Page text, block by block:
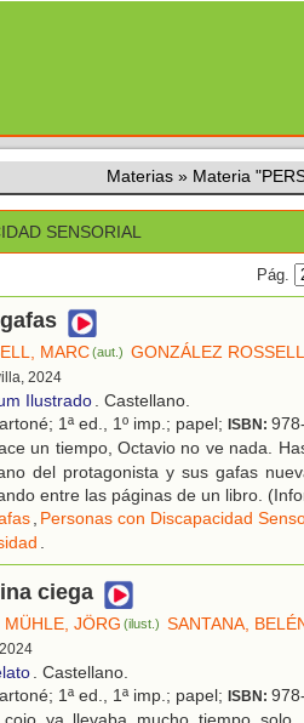
Materias » Materia
SENSORIAL
Pág.
MARC(aut.) GONZÁLEZ
2024
Ilustrado. Castellano.
1ª ed., 1º imp.; papel; ISBN:
un tiempo, Octavio no ve nada.
del protagonista y sus gafas
entre las páginas de un libro.
, Personas con Discapacidad
.
ciega
MÜHLE, JÖRG (ilust.) SANTANA,
. Castellano.
1ª ed., 1ª imp.; papel; ISBN: